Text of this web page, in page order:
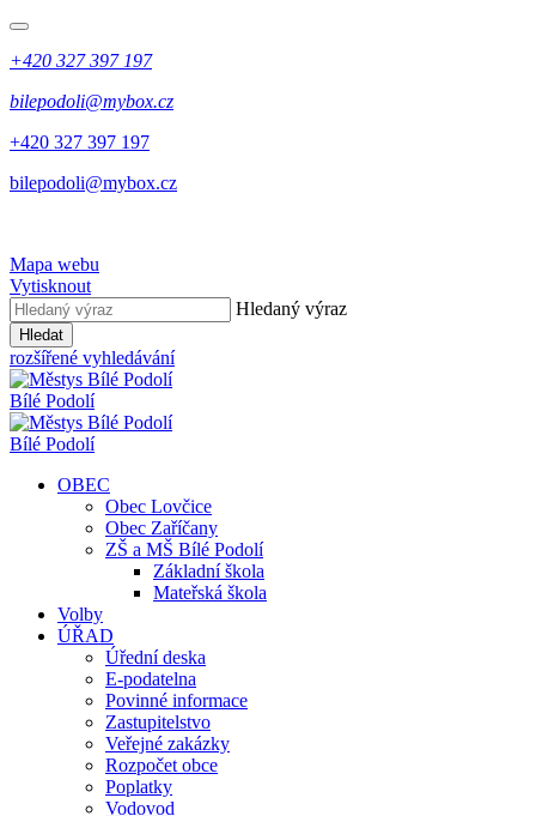
+420 327 397 197
bilepodoli@mybox.cz
+420 327 397 197
bilepodoli@mybox.cz
Mapa webu
Vytisknout
Hledaný výraz
Hledat
rozšířené vyhledávání
Bílé Podolí
Bílé Podolí
OBEC
Obec Lovčice
Obec Zaříčany
ZŠ a MŠ Bílé Podolí
Základní škola
Mateřská škola
Volby
ÚŘAD
Úřední deska
E-podatelna
Povinné informace
Zastupitelstvo
Veřejné zakázky
Rozpočet obce
Poplatky
Vodovod